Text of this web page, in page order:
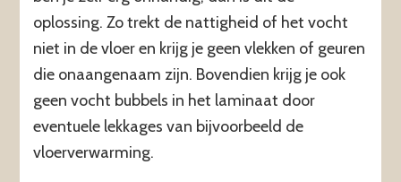
oplossing. Zo trekt de nattigheid of het vocht
niet in de vloer en krijg je geen vlekken of geuren
die onaangenaam zijn. Bovendien krijg je ook
geen vocht bubbels in het laminaat door
eventuele lekkages van bijvoorbeeld de
vloerverwarming.